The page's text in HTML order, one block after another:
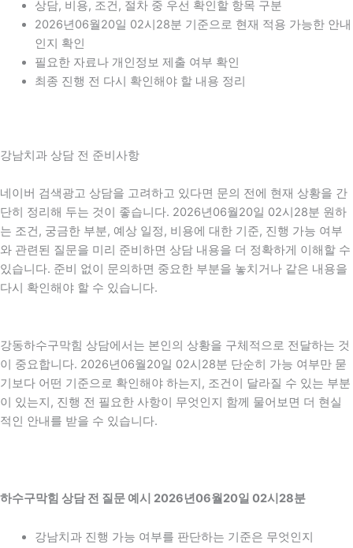
상담, 비용, 조건, 절차 중 우선 확인할 항목 구분
2026년06월20일 02시28분 기준으로 현재 적용 가능한 안내
인지 확인
필요한 자료나 개인정보 제출 여부 확인
최종 진행 전 다시 확인해야 할 내용 정리
강남치과 상담 전 준비사항
네이버 검색광고 상담을 고려하고 있다면 문의 전에 현재 상황을 간
단히 정리해 두는 것이 좋습니다. 2026년06월20일 02시28분 원하
는 조건, 궁금한 부분, 예상 일정, 비용에 대한 기준, 진행 가능 여부
와 관련된 질문을 미리 준비하면 상담 내용을 더 정확하게 이해할 수
있습니다. 준비 없이 문의하면 중요한 부분을 놓치거나 같은 내용을
다시 확인해야 할 수 있습니다.
강동하수구막힘 상담에서는 본인의 상황을 구체적으로 전달하는 것
이 중요합니다. 2026년06월20일 02시28분 단순히 가능 여부만 묻
기보다 어떤 기준으로 확인해야 하는지, 조건이 달라질 수 있는 부분
이 있는지, 진행 전 필요한 사항이 무엇인지 함께 물어보면 더 현실
적인 안내를 받을 수 있습니다.
하수구막힘 상담 전 질문 예시 2026년06월20일 02시28분
강남치과 진행 가능 여부를 판단하는 기준은 무엇인지